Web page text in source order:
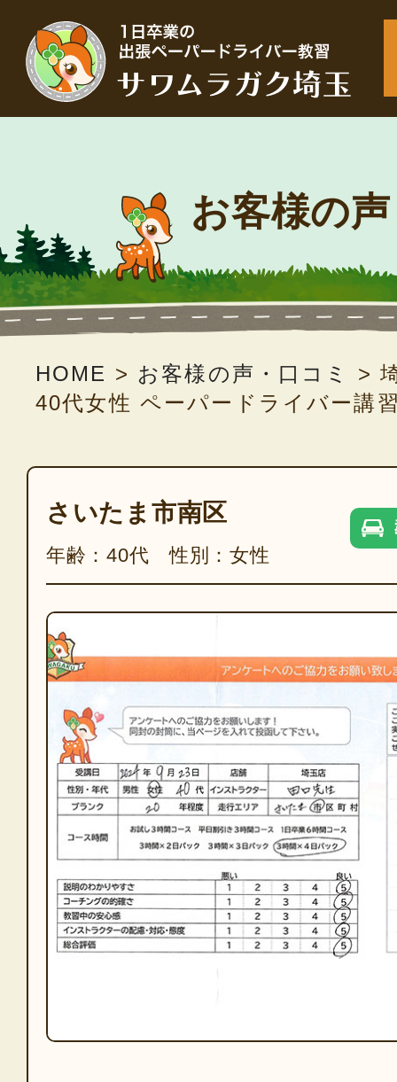
お客様の
HOME > お客様の声・口コミ >
40代女性 ペーパードライバー講
さいたま市南区
年齢：40代 性別：女性